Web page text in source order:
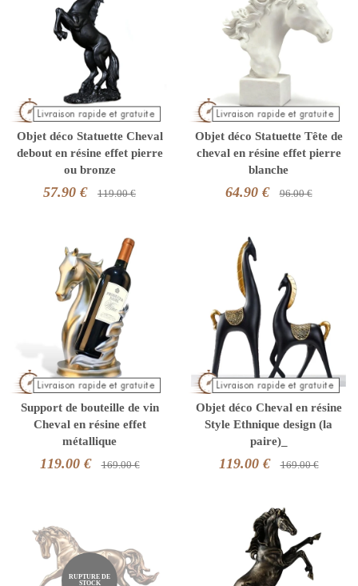
Objet déco Statuette Cheval
debout en résine effet pierre
ou bronze
57.90 € 119.00 €
Objet déco Statuette Tête de
cheval en résine effet pierre
blanche
64.90 € 96.00 €
Support de bouteille de vin
Cheval en résine effet
métallique
119.00 € 169.00 €
Objet déco Cheval en résine
Style Ethnique design (la
paire)_
119.00 € 169.00 €
RUPTURE DE
STOCK